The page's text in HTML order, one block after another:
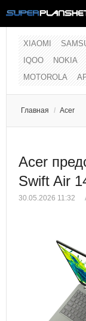
XIAOMI
IQOO
NOKIA
MOTOROLA
Главная / Acer
Acer
Swift Air
30.05.2026 11:32